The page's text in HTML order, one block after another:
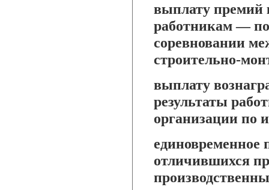
выплату премий
работникам —
соревновании
строительно-
выплату
результаты
организации по
единовременное
отличившихся